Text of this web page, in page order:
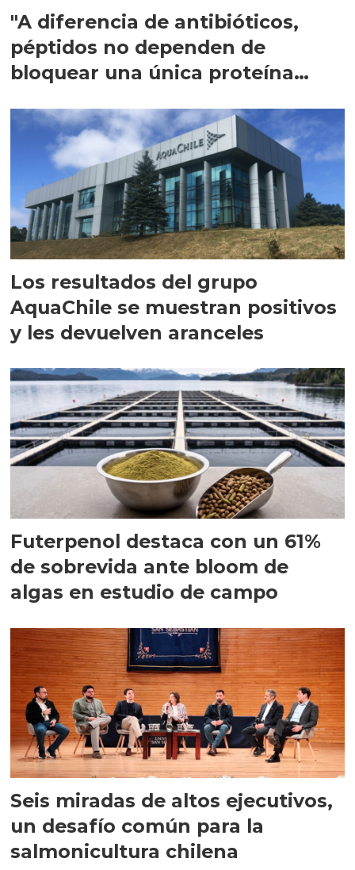
"A diferencia de antibióticos,
péptidos no dependen de
bloquear una única proteína
Los resultados del grupo
AquaChile se muestran positivos
y les devuelven aranceles
Futerpenol destaca con un 61%
de sobrevida ante bloom de
algas en estudio de campo
Seis miradas de altos ejecutivos,
un desafío común para la
salmonicultura chilena